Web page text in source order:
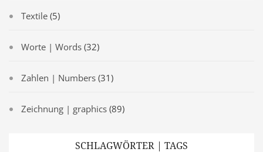
Textile (5)
Worte | Words (32)
Zahlen | Numbers (31)
Zeichnung | graphics (89)
SCHLAGWÖRTER | TAGS